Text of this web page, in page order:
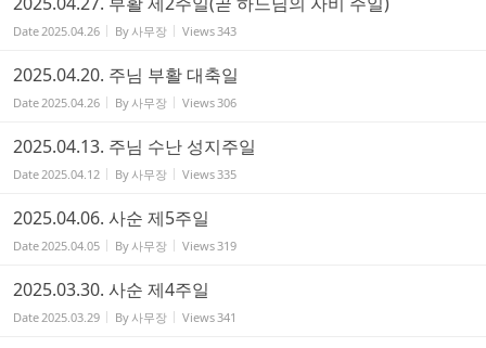
Date2025.04.26 By 사무장 Views343
2025.04.20. 주님 부활 대축일
Date2025.04.26 By 사무장 Views306
2025.04.13. 주님 수난 성지주일
Date2025.04.12 By 사무장 Views335
2025.04.06. 사순 제5주일
Date2025.04.05 By 사무장 Views319
2025.03.30. 사순 제4주일
Date2025.03.29 By 사무장 Views341